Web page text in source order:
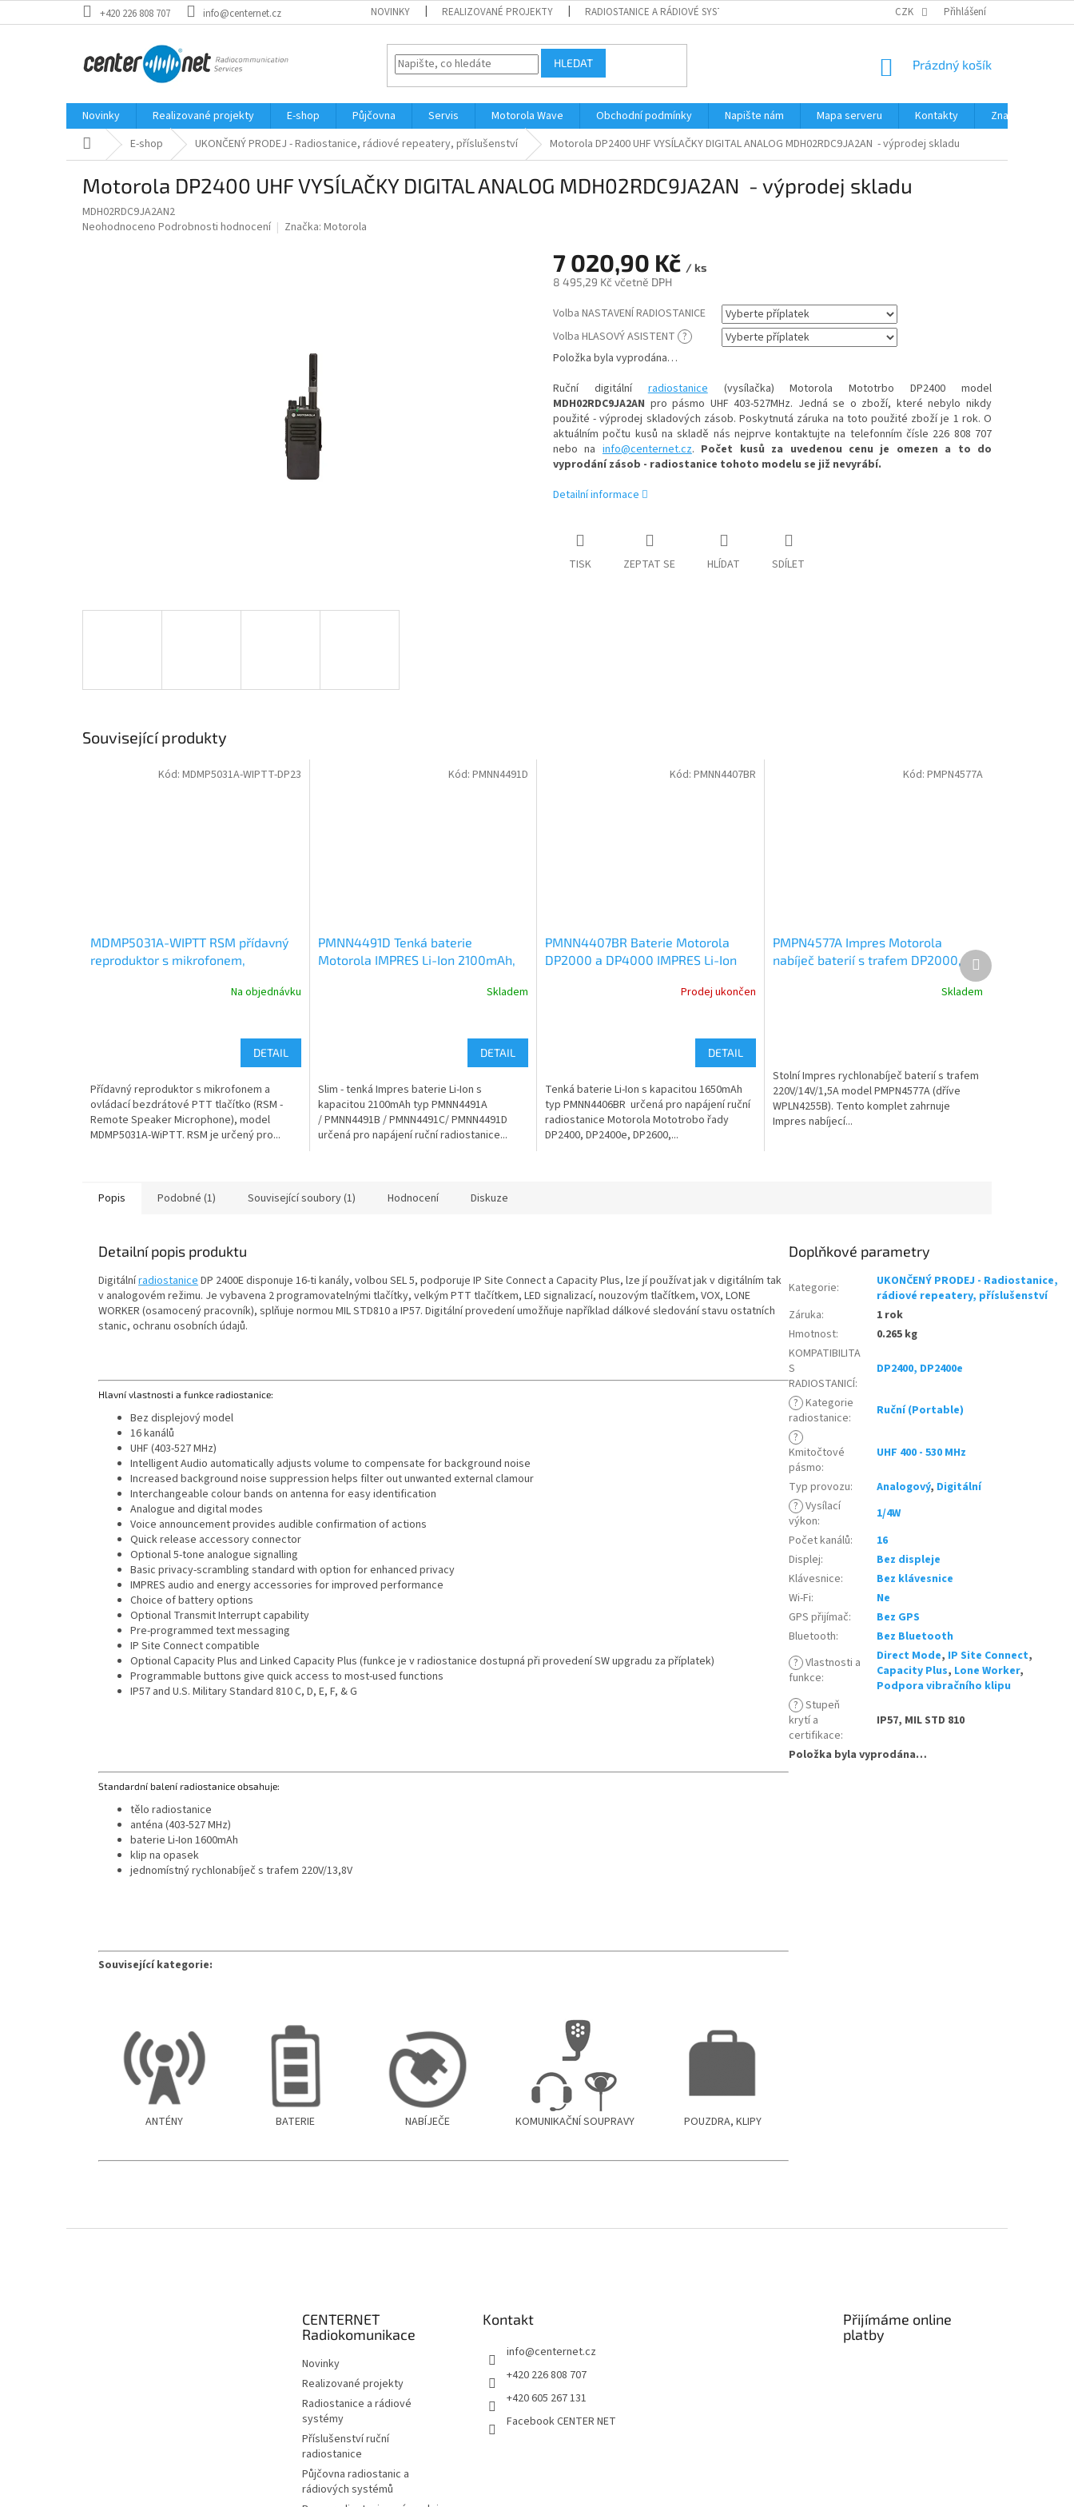
na
+420 226 808 707 info@centernet.cz NOVINKY REALIZOVANÉ PROJEKTY RADIOSTANICE A RÁDIOVÉ SYSTÉMY PŘÍSLUŠENSTVÍ RUČNÍ RADIOSTANICE PŮJČOVNA
CZK Přihlášení
HLEDAT
NÁKUPNÍ
Prázdný košík
Novinky Realizované projekty E-shop Půjčovna Servis Motorola Wave Obchodní podmínky Napište nám Mapa serveru Kontakty
Značky
Domů E-shop UKONČENÝ PRODEJ - Radiostanice, rádiové repeatery, příslušenství Motorola DP2400 UHF VYSÍLAČKY DIGITAL ANALOG MDH02RDC9JA2AN - výprodej skladu
Motorola DP2400 UHF VYSÍLAČKY DIGITAL ANALOG MDH02RDC9JA2AN - výprodej skladu
MDH02RDC9JA2AN2
Průměrné
Neohodnoceno Podrobnosti hodnocení Značka: Motorola
7 020,90 Kč / ks
8 495,29 Kčvčetně DPH
cena:
Volba NASTAVENÍ RADIOSTANICE
Volba HLASOVÝ ASISTENT ?
Položka byla vyprodána…
Ruční digitálníradiostanice(vysílačka) Motorola Mototrbo DP2400 model
MDH02RDC9JA2AN pro pásmo UHF 403-527MHz. Jedná se o zboží, které nebylo nikdy
použité - výprodej skladových zásob. Poskytnutá záruka na toto použité zboží je 1 rok. O
aktuálním počtu kusů na skladě nás nejprve kontaktujte na telefonním čísle 226 808 707
nebo nainfo@centernet.cz. Počet kusů za uvedenou cenu je omezen a to do
vyprodání zásob - radiostanice tohoto modelu se již nevyrábí.
Detailní informace
TISK ZEPTAT SE HLÍDAT SDÍLET
Související produkty
MDMP5031A-WIPTT RSM přídavný
reproduktor s mikrofonem,
Na objednávku
DETAIL
Přídavný reproduktor s mikrofonem a
ovládací bezdrátové PTT tlačítko (RSM -
Remote Speaker Microphone), model
MDMP5031A-WiPTT. RSM je určený pro...
Kód: MDMP5031A-WIPTT-DP23
PMNN4491D Tenká baterie
Motorola IMPRES Li-Ion 2100mAh,
Skladem
DETAIL
Slim - tenká Impres baterie Li-Ion s
kapacitou 2100mAh typ PMNN4491A
/ PMNN4491B / PMNN4491C/ PMNN4491D
určená pro napájení ruční radiostanice...
Kód: PMNN4491D
PMNN4407BR Baterie Motorola
DP2000 a DP4000 IMPRES Li-Ion
Prodej ukončen
DETAIL
Tenká baterie Li-Ion s kapacitou 1650mAh
typ PMNN4406BR určená pro napájení ruční
radiostanice Motorola Mototrobo řady
DP2400, DP2400e, DP2600,...
Kód: PMNN4407BR
PMPN4577A Impres Motorola
nabíječ baterií s trafem DP2000,
Skladem
Stolní Impres rychlonabíječ baterií s trafem
220V/14V/1,5A model PMPN4577A (dříve
WPLN4255B). Tento komplet zahrnuje
Impres nabíjecí...
Kód: PMPN4577A
Další
produkt
Popis Podobné (1) Související soubory (1) Hodnocení Diskuze
Detailní popis produktu
Digitálníradiostanice DP 2400E disponuje 16-ti kanály, volbou SEL 5, podporuje IP Site Connect a Capacity Plus, lze jí používat jak v digitálním tak
v analogovém režimu. Je vybavena 2 programovatelnými tlačítky, velkým PTT tlačítkem, LED signalizací, nouzovým tlačítkem, VOX, LONE
WORKER (osamocený pracovník), splňuje normou MIL STD810 a IP57. Digitální provedení umožňuje například dálkové sledování stavu ostatních
stanic, ochranu osobních údajů.
Hlavní vlastnosti a funkce radiostanice:
Bez displejový model
16 kanálů
UHF (403-527 MHz)
Intelligent Audio automatically adjusts volume to compensate for background noise
Increased background noise suppression helps filter out unwanted external clamour
Interchangeable colour bands on antenna for easy identification
Analogue and digital modes
Voice announcement provides audible confirmation of actions
Quick release accessory connector
Optional 5-tone analogue signalling
Basic privacy-scrambling standard with option for enhanced privacy
IMPRES audio and energy accessories for improved performance
Choice of battery options
Optional Transmit Interrupt capability
Pre-programmed text messaging
IP Site Connect compatible
Optional Capacity Plus and Linked Capacity Plus (funkce je v radiostanice dostupná při provedení SW upgradu za příplatek)
Programmable buttons give quick access to most-used functions
IP57 and U.S. Military Standard 810 C, D, E, F, & G
Standardní balení radiostanice obsahuje:
tělo radiostanice
anténa (403-527 MHz)
baterie Li-Ion 1600mAh
klip na opasek
jednomístný rychlonabíječ s trafem 220V/13,8V
Související kategorie:
ANTÉNY BATERIE NABÍJEČE KOMUNIKAČNÍ SOUPRAVY POUZDRA, KLIPY
Doplňkové parametry
Kategorie:
UKONČENÝ PRODEJ - Radiostanice,
rádiové repeatery, příslušenství
Záruka:
1 rok
Hmotnost:
0.265 kg
KOMPATIBILITA
S
RADIOSTANICÍ:
DP2400, DP2400e
? Kategorie
radiostanice:
Ruční (Portable)
?
Kmitočtové
pásmo:
UHF 400 - 530 MHz
Typ provozu: Analogový, Digitální
? Vysílací
výkon:
1/4W
Počet kanálů:
16
Displej:
Bez displeje
Klávesnice:
Bez klávesnice
Wi-Fi:
Ne
GPS přijímač:
Bez GPS
Bluetooth:
Bez Bluetooth
? Vlastnosti a
funkce:
Direct Mode, IP Site Connect,
Capacity Plus, Lone Worker,
Podpora vibračního klipu
? Stupeň
krytí a
certifikace:
IP57, MIL STD 810
Položka byla vyprodána…
CENTERNET
Radiokomunikace
Novinky
Realizované projekty
Radiostanice a rádiové
systémy
Příslušenství ruční
radiostanice
Půjčovna radiostanic a
rádiových systémů
Kontakt
info@centernet.cz
+420 226 808 707
+420 605 267 131
Facebook CENTER NET
Přijímáme online
platby